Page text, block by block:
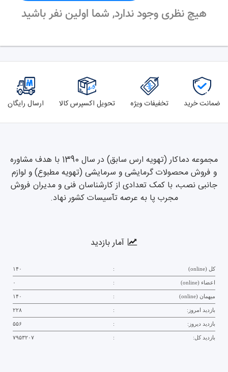
هیچ نظری وجود ندارد, شما اولین نفر باشید
ضمانت خرید تخفیفات ویژه تحویل اکسپرس کالا ارسال رایگان
مجموعه دماکار (تهویه ارس سابق) در سال 1390 با هدف مشاوره
و فروش محصولات گرمایشی و سرمایشی (تهویه مطبوع) و لوازم
جانبی نصب، با کمک تعدادی از کارشناسان فنی و مدیران فروش
مجرب پا به عرصه تآسیسات کشور نهاد.
آمار بازدید
کل (online) : ۱۴۰
اعضاء (online) : ۰
میهمان (online) : ۱۴۰
بازدید امروز: : ۲۲۸
بازدید دیروز: : ۵۵۶
بازدید کل: : ۷۹۵۳۲۰۷